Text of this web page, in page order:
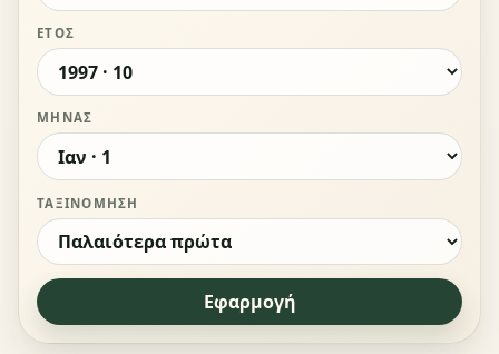
ΈΤΟΣ
ΜΉΝΑΣ
ΤΑΞΙΝΌΜΗΣΗ
Εφαρμογή